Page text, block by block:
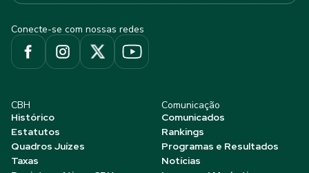
Conecte-se com nossas redes
CBH
Histórico
Estatutos
Quadros Juízes
Taxas
Comunicação
Comunicados
Rankings
Programas e Resultados
Notícias